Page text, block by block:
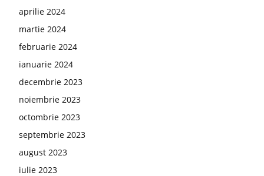
aprilie 2024
martie 2024
februarie 2024
ianuarie 2024
decembrie 2023
noiembrie 2023
octombrie 2023
septembrie 2023
august 2023
iulie 2023